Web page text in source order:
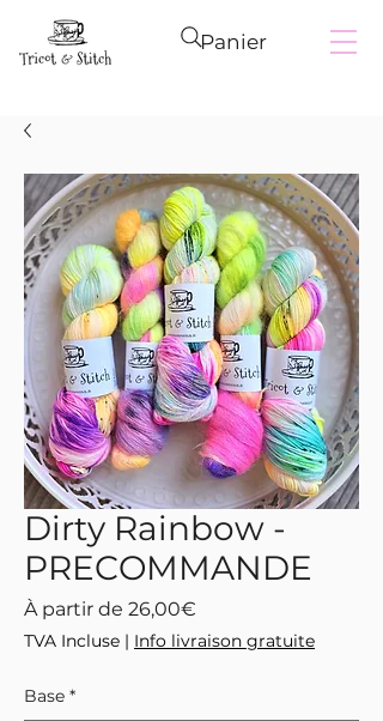
Panier
Dirty Rainbow -
PRECOMMANDE
À partir de 26,00€
promotionnel
TVA Incluse | Info livraison gratuite
Base *